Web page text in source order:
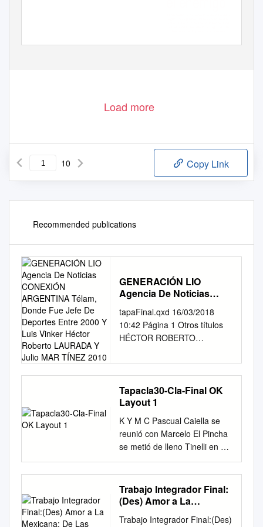
Load more
10 Copy Link
Recommended publications
GENERACIÓN LIO
Agencia De Noticias
Télam, Donde Fue Jefe
De Deportes Entre 2000
Y Luis Vinker Héctor
Julio MAR TÍNEZ 2010
tapaFinal.qxd 16/03/2018
10:42 Página 1 Otros títulos
HÉCTOR ROBERTO
de TÍNEZ 1958 en Burzaco,
pro- MIGUEL ÁNGEL
BRINDISI. vincia de Buenos
Aires. POR EL ANDARIVEL
DEL 8 Es periodista desde
Rodolfo Chisleanschi 1984,
después de cur- sar estudios
Aires. Desde Osvaldo Alberto
Jara ese año y hasta el pre-
sente trabaja en la JESSE
Tapacla30-Cla-Final OK
Layout 1
K Y M C Pascual Caiella se
reunió con Marcelo El Pincha
se metió de lleno Tinelli en un
rascacielos de Puerto Madero
luego en la sucesión de AFA
de las declaraciones de
Mauricio Macri, quien dijo que
grondonismo”. Se aceleran
Trabajo Integrador Final:
(Des) Amor a La
Trabajo Integrador Final:(Des)